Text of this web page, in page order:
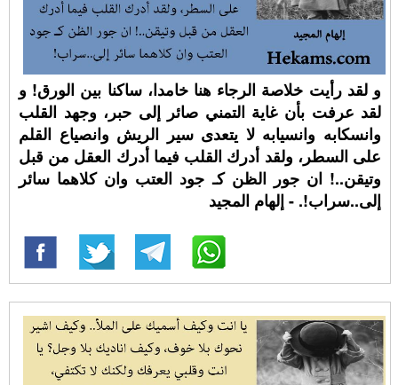
و لقد رأيت خلاصة الرجاء هنا خامدا، ساكنا بين الورق! و
لقد عرفت بأن غاية التمني صائر إلى حبر، وجهد القلب
وانسكابه وانسيابه لا يتعدى سير الريش وانصياع القلم
على السطر، ولقد أدرك القلب فيما أدرك العقل من قبل
وتيقن..! ان جور الظن كـ جود العتب وان كلاهما سائر
إلى..سراب!. - إلهام المجيد